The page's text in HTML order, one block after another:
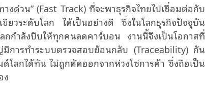
งด่วน” (Fast Track) ที่จะพาธุรกิจไทยไปเชื่อมต่อกับ
วระดับโลก ได้เป็นอย่างดี ซึ่งในโลกธุรกิจปัจจุบัน
กกำลังบีบให้ทุกคนลดคาร์บอน งานนี้จึงเป็นโอกาสที่
มีการทำระบบตรวจสอบย้อนกลับ (Traceability) กัน
โลกได้ทัน ไม่ถูกตัดออกจากห่วงโซ่การค้า ซึ่งถือเป็น
ง